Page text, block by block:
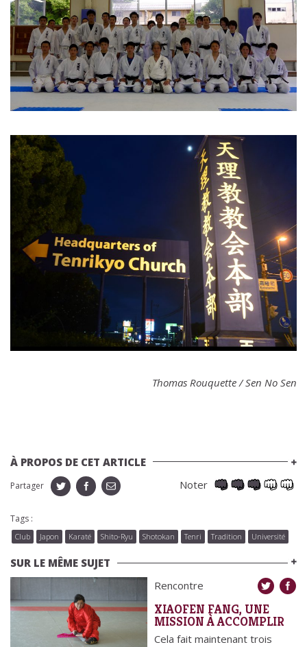
Thomas Rouquette / Sen No Sen
À PROPOS DE CET ARTICLE
Partager Noter
Tags :
Club Japon Karaté Shito-Ryu Shotokan Tenri Tradition Université
SUR LE MÊME SUJET
Rencontre
XIAOFEN FANG, UNE
MISSION À ACCOMPLIR
Cela fait maintenant trois